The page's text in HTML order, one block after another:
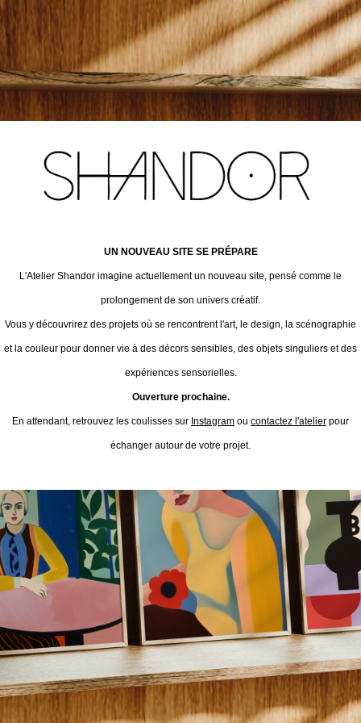
UN NOUVEAU SITE SE PRÉPARE
L'Atelier Shandor imagine actuellement un nouveau site, pensé comme le
prolongement de son univers créatif.
Vous y découvrirez des projets où se rencontrent l'art, le design, la scénographie
et la couleur pour donner vie à des décors sensibles, des objets singuliers et des
expériences sensorielles.
Ouverture prochaine.
En attendant, retrouvez les coulisses sur Instagram ou contactez l'atelier pour
échanger autour de votre projet.